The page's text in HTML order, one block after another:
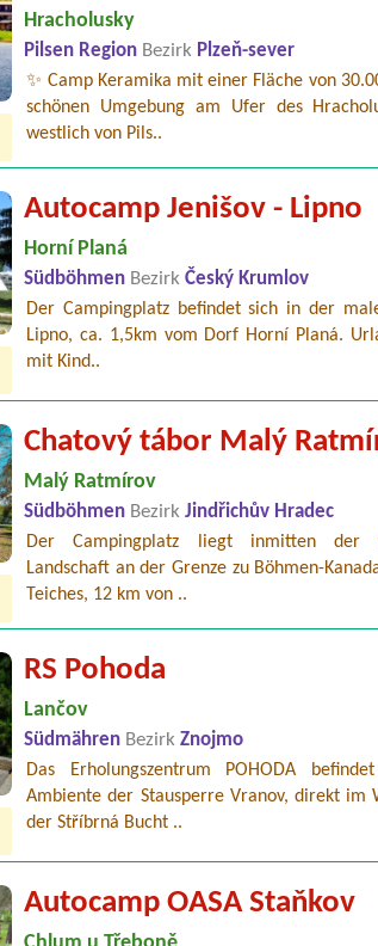
Hracholusky
Pilsen Region Bezirk Plzeň-sever
✨ Camp Keramika mit einer Fläche von
schönen Umgebung am Ufer des
westlich von Pils..
Autocamp Jenišov - Lipno
Horní Planá
Südböhmen Bezirk Český Krumlov
Der Campingplatz befindet sich in der
Lipno, ca. 1,5km vom Dorf Horní Planá.
mit Kind..
Chatový tábor Malý
Malý Ratmírov
Südböhmen Bezirk Jindřichův Hradec
Der Campingplatz liegt inmitten der
Landschaft an der Grenze zu Böhmen-
Teiches, 12 km von ..
RS Pohoda
Lančov
Südmähren Bezirk Znojmo
Das Erholungszentrum POHODA
Ambiente der Stausperre Vranov, direkt im
der Stříbrná Bucht ..
Autocamp OASA Staňkov